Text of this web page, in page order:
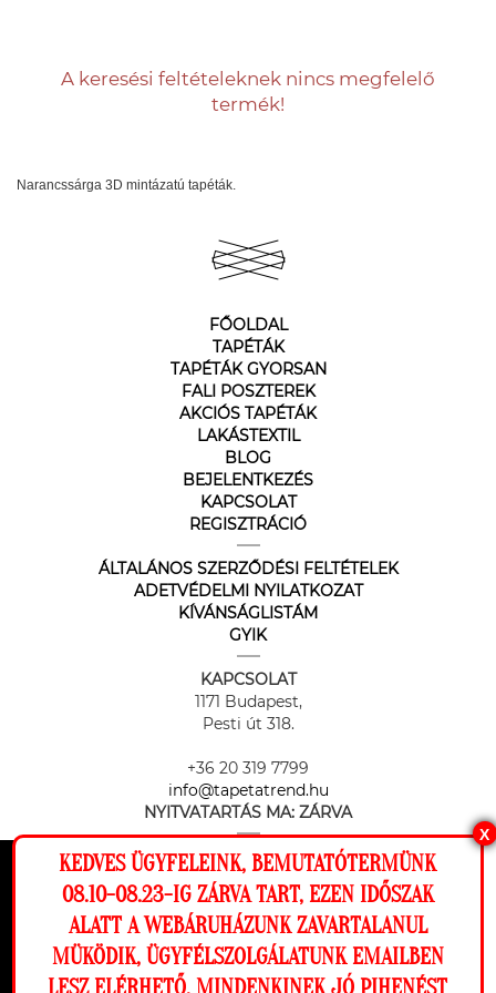
Ez a weboldal cookie-kat használ, hogy a
lehető legjobb élményt nyújtsa honlapunkon.
Beállítások
A keresési feltételeknek nincs megfelelő
termék!
Narancssárga 3D mintázatú tapéták.
FŐOLDAL
TAPÉTÁK
TAPÉTÁK GYORSAN
FALI POSZTEREK
AKCIÓS TAPÉTÁK
LAKÁSTEXTIL
BLOG
BEJELENTKEZÉS
KAPCSOLAT
REGISZTRÁCIÓ
ÁLTALÁNOS SZERZŐDÉSI FELTÉTELEK
ADETVÉDELMI NYILATKOZAT
KÍVÁNSÁGLISTÁM
GYIK
KAPCSOLAT
1171 Budapest,
Pesti út 318.
+36 20 319 7799
info@tapetatrend.hu
NYITVATARTÁS MA: ZÁRVA
Az online fizetést a Barion Payment Zrt. biztosítja, MNB engedély
száma: H-EN-I-1064/2013
X
KEDVES ÜGYFELEINK, BEMUTATÓTERMÜNK
08.10-08.23-IG ZÁRVA TART, EZEN IDŐSZAK
ALATT A WEBÁRUHÁZUNK ZAVARTALANUL
MÜKÖDIK, ÜGYFÉLSZOLGÁLATUNK EMAILBEN